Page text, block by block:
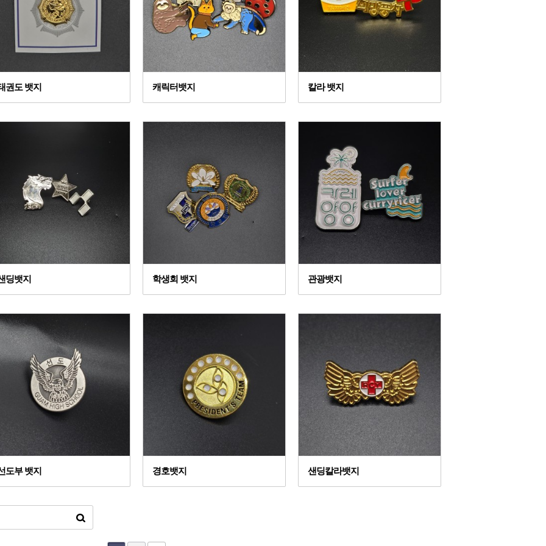
권도 뱃지 캐릭터뱃지 칼라 뱃지
딩뱃지 학생회 뱃지 관광뱃지
도부 뱃지 경호뱃지 샌딩칼라뱃지